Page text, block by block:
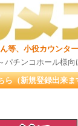
カウンターの
ール様向けま
ら（新規登録出来ま